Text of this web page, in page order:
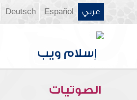
عربي Español
Deutsch
الصوتيات